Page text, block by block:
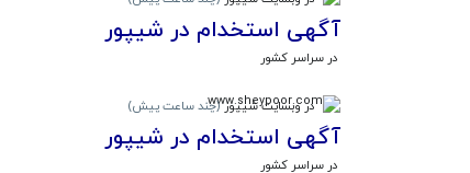
آگهی استخدام در شیپور
در سراسر کشور
در وبسایت شیپور(چند ساعت پیش)
آگهی استخدام در شیپور
در سراسر کشور